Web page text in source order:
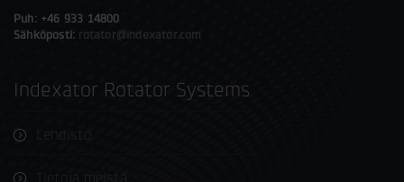
Puh: +46 933 14800
Sähköposti: rotator@indexator.com
Indexator Rotator Systems
Lehdistö
Tietoja meistä